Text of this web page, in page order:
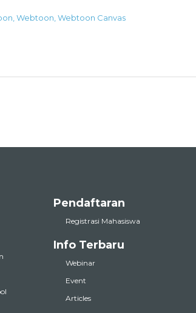
Webtoon Webtoon Canvas
Pendaftaran
Registrasi Mahasiswa
Info Terbaru
Webinar
Event
Articles